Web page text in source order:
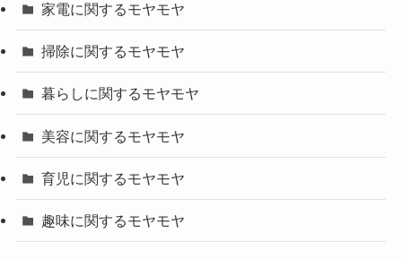
家電に関するモヤモヤ
掃除に関するモヤモヤ
暮らしに関するモヤモヤ
美容に関するモヤモヤ
育児に関するモヤモヤ
趣味に関するモヤモヤ